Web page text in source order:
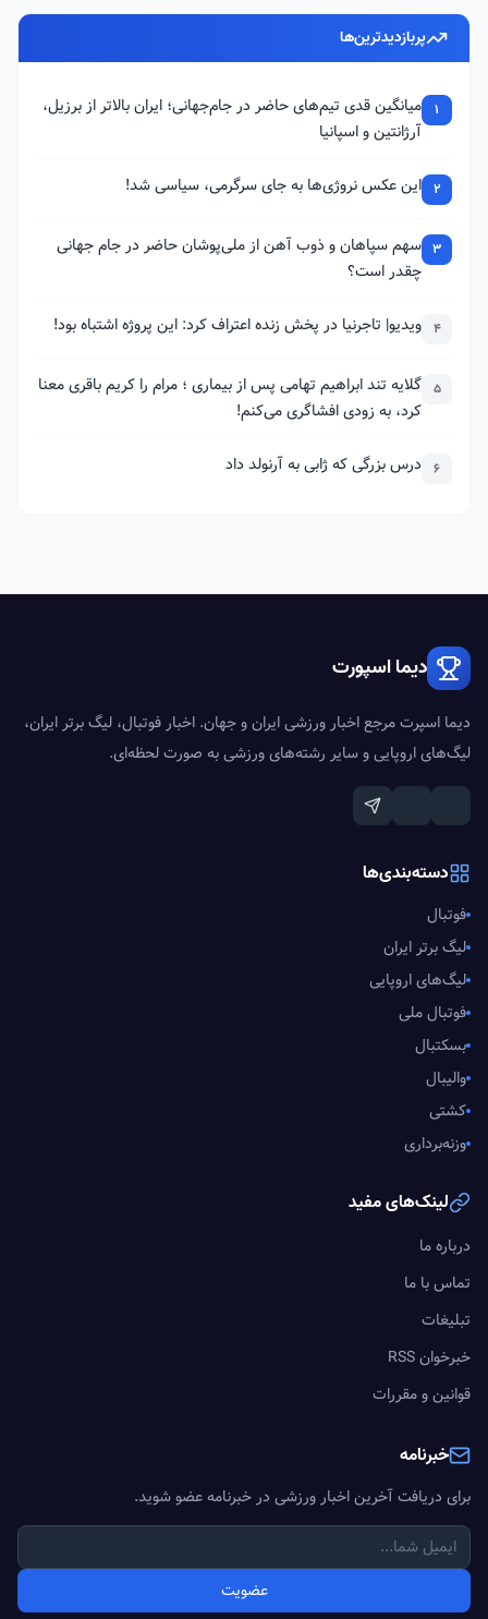
پربازدیدترین‌ها
1
میانگین قدی تیم‌های حاضر در جام‌جهانی؛ ایران بالاتر از برزیل،
آرژانتین و اسپانیا
2 این عکس نروژی‌ها به جای سرگرمی، سیاسی شد!
3 سهم سپاهان و ذوب آهن از ملی‌پوشان حاضر در جام جهانی
چقدر است؟
4 ویدیو| تاجرنیا در پخش زنده اعتراف کرد: این پروژه اشتباه بود!
5 گلایه تند ابراهیم تهامی پس از بیماری ؛ مرام را کریم باقری معنا
کرد، به زودی افشاگری می‌کنم!
6 درس بزرگی که ژابی به آرنولد داد
دیما اسپورت
دیما اسپرت مرجع اخبار ورزشی ایران و جهان. اخبار فوتبال، لیگ برتر ایران،
لیگ‌های اروپایی و سایر رشته‌های ورزشی به صورت لحظه‌ای.
دسته‌بندی‌ها
فوتبال
لیگ برتر ایران
لیگ‌های اروپایی
فوتبال ملی
بسکتبال
والیبال
کشتی
وزنه‌برداری
لینک‌های مفید
درباره ما
تماس با ما
تبلیغات
خبرخوان RSS
قوانین و مقررات
خبرنامه
برای دریافت آخرین اخبار ورزشی در خبرنامه عضو شوید.
عضویت